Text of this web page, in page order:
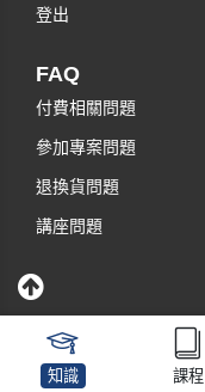
登出
FAQ
付費相關問題
參加專案問題
退換貨問題
講座問題
知識 課程